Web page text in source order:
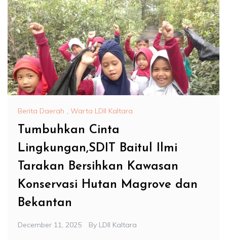
Berita Daerah , Warta LDII Kaltara
Tumbuhkan Cinta
Lingkungan,SDIT Baitul Ilmi
Tarakan Bersihkan Kawasan
Konservasi Hutan Magrove dan
Bekantan
December 11, 2025 By LDII Kaltara